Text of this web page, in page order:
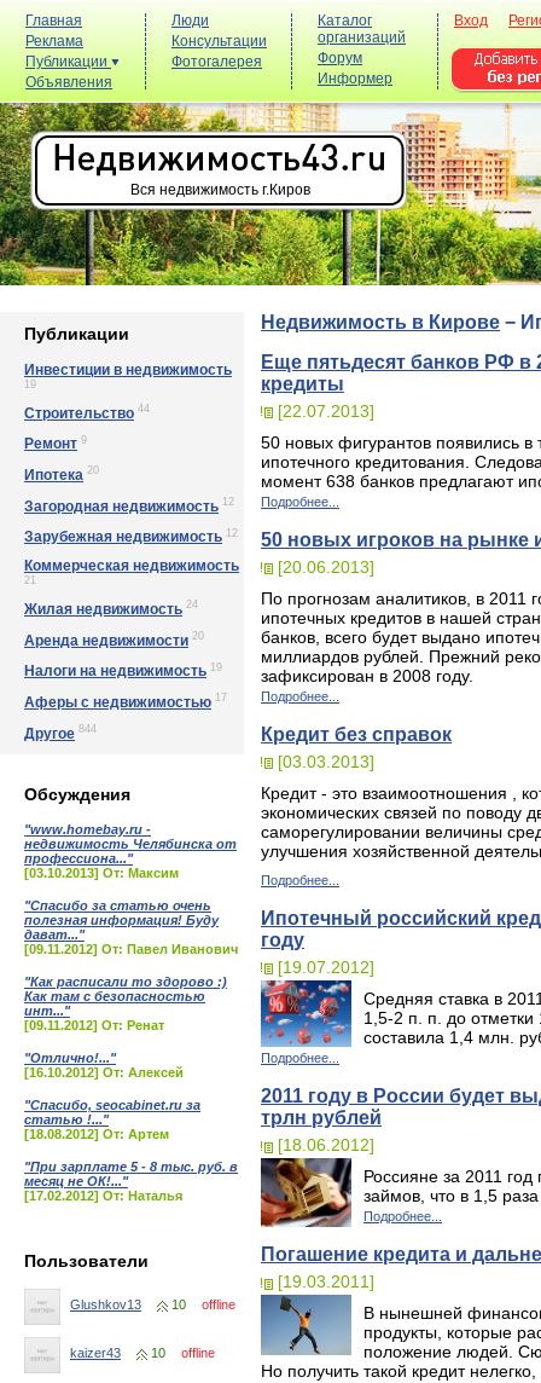
Главная
Реклама
Публикации
Объявления
Люди
Консультации
Фотогалерея
Каталог
организаций
Форум
Информер
Вход
Вся недвижимость г.Киров
Публикации
Инвестиции в недвижимость
19
Строительство 44
Ремонт 9
Ипотека 20
Загородная недвижимость 12
Зарубежная недвижимость 12
Коммерческая недвижимость
21
Жилая недвижимость 24
Аренда недвижимости 20
Налоги на недвижимость 19
Аферы с недвижимостью 17
Другое 844
Обсуждения
"www.homebay.ru -
недвижимость Челябинска от
профессиона..."
[03.10.2013] От: Максим
"Спасибо за статью очень
полезная информация! Буду
дават..."
[09.11.2012] От: Павел Иванович
"Как расписали то здорово :)
Как там с безопасностью
инт..."
[09.11.2012] От: Ренат
"Отлично!..."
[16.10.2012] От: Алексей
"Спасибо, seocabinet.ru за
статью !..."
[18.08.2012] От: Артем
"При зарплате 5 - 8 тыс. руб. в
месяц не ОК!..."
[17.02.2012] От: Наталья
Пользователи
Glushkov13 10 offline
kaizer43 10 offline
Недвижимость в Кирове −
Еще пятьдесят банков РФ в
кредиты
[22.07.2013]
50 новых фигурантов появились
ипотечного кредитования.
момент 638 банков предлагают
Подробнее...
50 новых игроков на рынке
[20.06.2013]
По прогнозам аналитиков, в 2011
ипотечных кредитов в нашей
банков, всего будет выдано
миллиардов рублей. Прежний
зафиксирован в 2008 году.
Подробнее...
Кредит без справок
[03.03.2013]
Кредит - это взаимоотношения ,
экономических связей по поводу
саморегулировании величины
улучшения хозяйственной
Подробнее...
Ипотечный российский
году
[19.07.2012]
Средняя ставка в
1,5-2 п. п. до
составила 1,4 млн.
Подробнее...
2011 году в России будет
трлн рублей
[18.06.2012]
Россияне за 2011
займов, что в 1,5
Подробнее...
Погашение кредита и
[19.03.2011]
В нынешней
продукты, которые
положение людей.
Но получить такой кредит